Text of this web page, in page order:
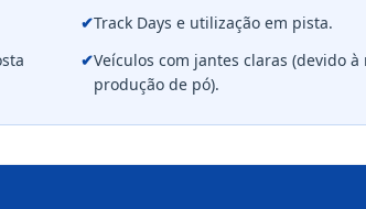
✔Track Days e utilização em pista.
✔Veículos com jantes claras (devido à
produção de pó).